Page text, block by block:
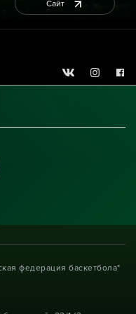
Сайт
федерация баскетбола"